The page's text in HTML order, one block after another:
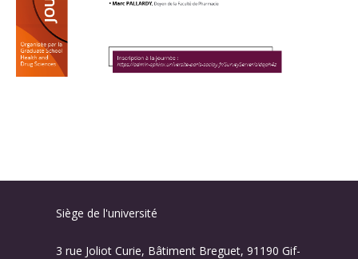
Siège de l'université
3 rue Joliot Curie, Bâtiment Breguet, 91190 Gif-